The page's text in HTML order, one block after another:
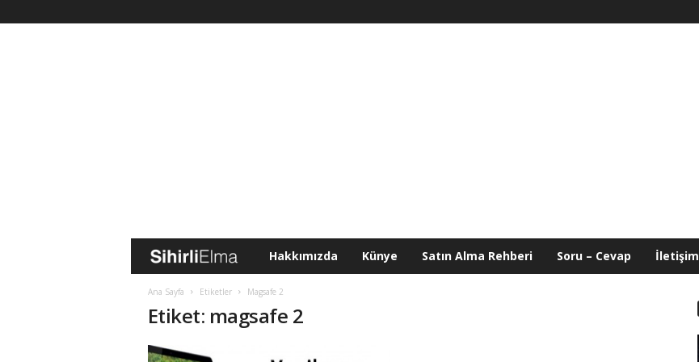
i
h
Hakkımızda Künye Satın Alma Rehberi Soru – Cevap İletişim
Ana Sayfa Etiketler Magsafe 2
Etiket: magsafe 2